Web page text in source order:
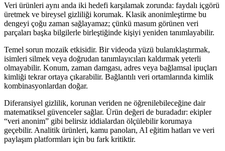
Veri ürünleri aynı anda iki hedefi karşılamak zorunda: faydalı içgörü
üretmek ve bireysel gizliliği korumak. Klasik anonimleştirme bu
dengeyi çoğu zaman sağlayamaz; çünkü masum görünen veri
parçaları başka bilgilerle birleştiğinde kişiyi yeniden tanımlayabilir.
Temel sorun mozaik etkisidir. Bir videoda yüzü bulanıklaştırmak,
isimleri silmek veya doğrudan tanımlayıcıları kaldırmak yeterli
olmayabilir. Konum, zaman damgası, adres veya bağlamsal ipuçları
kimliği tekrar ortaya çıkarabilir. Bağlantılı veri ortamlarında kimlik
kombinasyonlardan doğar.
Diferansiyel gizlilik, korunan veriden ne öğrenilebileceğine dair
matematiksel güvenceler sağlar. Ürün değeri de buradadır: ekipler
“veri anonim” gibi belirsiz iddialardan ölçülebilir korumaya
geçebilir. Analitik ürünleri, kamu panoları, AI eğitim hatları ve veri
paylaşım platformları için bu fark kritiktir.